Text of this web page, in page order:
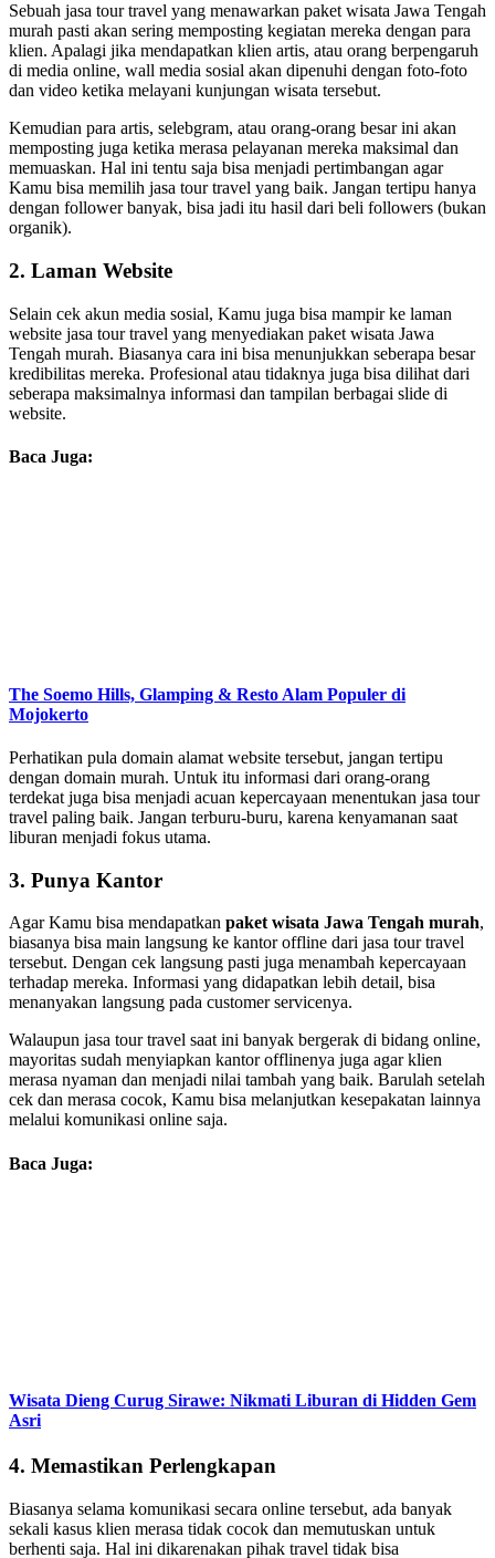
Sebuah jasa tour travel yang menawarkan paket wisata Jawa Tengah
murah pasti akan sering memposting kegiatan mereka dengan para
klien. Apalagi jika mendapatkan klien artis, atau orang berpengaruh
di media online, wall media sosial akan dipenuhi dengan foto-foto
dan video ketika melayani kunjungan wisata tersebut.
Kemudian para artis, selebgram, atau orang-orang besar ini akan
memposting juga ketika merasa pelayanan mereka maksimal dan
memuaskan. Hal ini tentu saja bisa menjadi pertimbangan agar
Kamu bisa memilih jasa tour travel yang baik. Jangan tertipu hanya
dengan follower banyak, bisa jadi itu hasil dari beli followers (bukan
organik).
2. Laman Website
Selain cek akun media sosial, Kamu juga bisa mampir ke laman
website jasa tour travel yang menyediakan paket wisata Jawa
Tengah murah. Biasanya cara ini bisa menunjukkan seberapa besar
kredibilitas mereka. Profesional atau tidaknya juga bisa dilihat dari
seberapa maksimalnya informasi dan tampilan berbagai slide di
website.
Baca Juga:
The Soemo Hills, Glamping & Resto Alam Populer di
Mojokerto
Perhatikan pula domain alamat website tersebut, jangan tertipu
dengan domain murah. Untuk itu informasi dari orang-orang
terdekat juga bisa menjadi acuan kepercayaan menentukan jasa tour
travel paling baik. Jangan terburu-buru, karena kenyamanan saat
liburan menjadi fokus utama.
3. Punya Kantor
Agar Kamu bisa mendapatkan paket wisata Jawa Tengah murah,
biasanya bisa main langsung ke kantor offline dari jasa tour travel
tersebut. Dengan cek langsung pasti juga menambah kepercayaan
terhadap mereka. Informasi yang didapatkan lebih detail, bisa
menanyakan langsung pada customer servicenya.
Walaupun jasa tour travel saat ini banyak bergerak di bidang online,
mayoritas sudah menyiapkan kantor offlinenya juga agar klien
merasa nyaman dan menjadi nilai tambah yang baik. Barulah setelah
cek dan merasa cocok, Kamu bisa melanjutkan kesepakatan lainnya
melalui komunikasi online saja.
Baca Juga:
Wisata Dieng Curug Sirawe: Nikmati Liburan di Hidden Gem
Asri
4. Memastikan Perlengkapan
Biasanya selama komunikasi secara online tersebut, ada banyak
sekali kasus klien merasa tidak cocok dan memutuskan untuk
berhenti saja. Hal ini dikarenakan pihak travel tidak bisa